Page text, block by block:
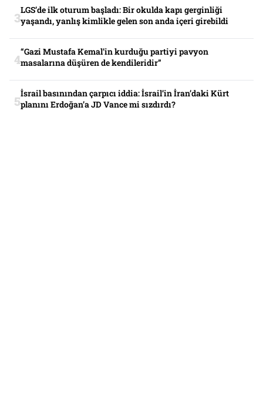
LGS’de ilk oturum başladı: Bir okulda kapı gerginliği
yaşandı, yanlış kimlikle gelen son anda içeri girebildi
“Gazi Mustafa Kemal’in kurduğu partiyi pavyon
masalarına düşüren de kendileridir”
İsrail basınından çarpıcı iddia: İsrail’in İran’daki Kürt
planını Erdoğan’a JD Vance mi sızdırdı?